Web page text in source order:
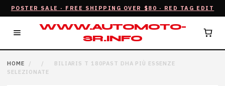
POSTER SALE · FREE SHIPPING OVER $80 · RED TAG EDIT
WWW.AUTOMOTO-
SR.INFO
HOME / /
BILIARIS T 180PAST DHA PIÙ ESSENZE
SELEZIONATE